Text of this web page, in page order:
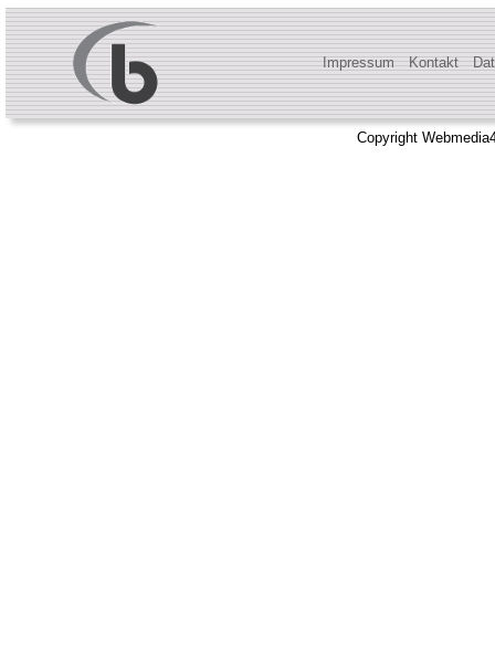
Impressum Kontakt
Copyright